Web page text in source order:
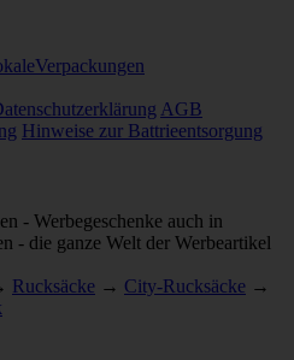
Verpackungen
AGB
Hinweise zur Battrieentsorgung
- Werbegeschenke auch in
- die ganze Welt der Werbeartikel
Rucksäcke → City-Rucksäcke →